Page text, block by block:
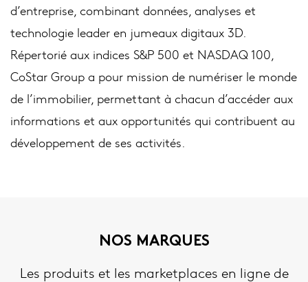
d’entreprise, combinant données, analyses et
technologie leader en jumeaux digitaux 3D.
Répertorié aux indices S&P 500 et NASDAQ 100,
CoStar Group a pour mission de numériser le monde
de l’immobilier, permettant à chacun d’accéder aux
informations et aux opportunités qui contribuent au
développement de ses activités.
NOS MARQUES
Les produits et les marketplaces en ligne de